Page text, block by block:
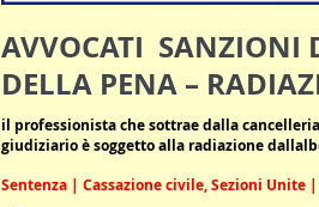
AVVOCATI 
DELLA PENA –
il professionista che sottrae dalla
giudiziario è soggetto alla radiazione
Sentenza | Cassazione civile, Sezioni Unite |